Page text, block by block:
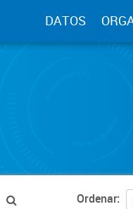
DATOS
Ordenar